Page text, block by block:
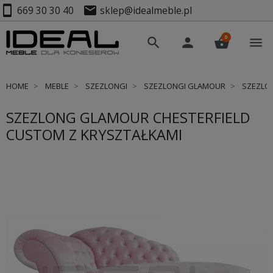
smartphone 669 30 30 40 mail sklep@idealmeble.pl
search person shopping_basket
0 menu
HOME MEBLE SZEZLONGI SZEZLONGI GLAMOUR
SZEZLONG GLAMOUR CHESTERFIELD
CUSTOM Z KRYSZTAŁKAMI